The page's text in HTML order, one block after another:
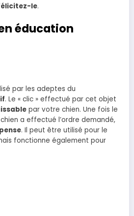
le.
éducation
par les adeptes du
. Le « clic » effectué par cet objet
par votre chien. Une fois le
a effectué l’ordre demandé,
. Il peut être utilisé pour le
fonctionne également pour